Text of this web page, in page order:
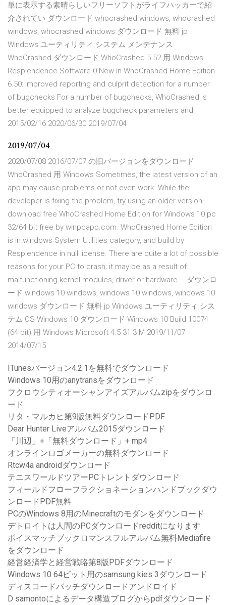
単に表示する素晴らしいフリーソフトがライフハッカーで紹
介されてい ダウンロード whocrashed windows, whocrashed
windows, whocrashed windows ダウンロード 無料 jp
Windows ユーティリティ システム メンテナンス
WhoCrashed ダウンロード WhoCrashed 5.52 用 Windows
Resplendence Software 0 New in WhoCrashed Home Edition
6.50: Improved reporting and culprit detection for a number
of bugchecks For a number of bugchecks, WhoCrashed is
better equipped to analyze bugcheck parameters and
2015/02/16 2020/06/30 2019/07/04
2019/07/04
2020/07/08 2016/07/07 の旧バージョンをダウンロード
WhoCrashed 用 Windows Sometimes, the latest version of an
app may cause problems or not even work. While the
developer is fixing the problem, try using an older version.
download free WhoCrashed Home Edition for Windows 10 pc
32/64 bit free by winpcapp.com. WhoCrashed Home Edition
is in windows System Utilities category, and build by
Resplendence in null license. There are quite a lot of possible
reasons for your PC to crash; it may be as a result of
malfunctioning kernel modules, driver or hardware … ダウンロ
ード windows 10 windows, windows 10 windows, windows 10
windows ダウンロード 無料 jp Windows ユーティリティ シス
テム OS Windows 10 ダウンロード Windows 10 Build 10074
(64 bit) 用 Windows Microsoft 4.5 31 3 M 2019/11/07
2014/07/15
ITunesバージョン4.2.1を無料でダウンロード
Windows 10用のanytransをダウンロード
フクロウシティオーシャンアイズアルバムzipをダウンロ
ード
リタ・マルカヒ第9版無料ダウンロードPDF
Dear Hunter Liveアルバム2015ダウンロード
「川辺」+「無料ダウンロード」+ mp4
オンラインロゴメーカーの無料ダウンロード
Rtcw4a androidダウンロード
テニスワールドツアーPCトレントダウンロード
フィールドフローフラクショネーションハンドブックダウ
ンロードPDF無料
PCのWindows 8用のMinecraftのモダンをダウンロード
デトロイトは人間のPCダウンロードredditになります
ボイスマッチブックロマンスフルアルバム無料Mediafire
をダウンロード
経営経済学と経営戦略第8版PDFダウンロード
Windows 10 64ビット用のsamsung kies 3ダウンロード
ディスコードバッチダウンロードアンドロイド
D samontoによるデータ構造ブログからpdfダウンロード